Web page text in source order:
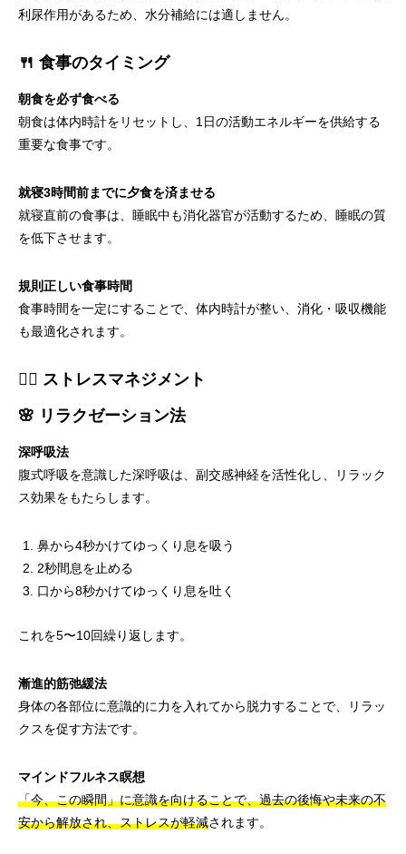
利尿作用があるため、水分補給には適しません。
🍴 食事のタイミング
朝食を必ず食べる
朝食は体内時計をリセットし、1日の活動エネルギーを供給する
重要な食事です。
就寝3時間前までに夕食を済ませる
就寝直前の食事は、睡眠中も消化器官が活動するため、睡眠の質
を低下させます。
規則正しい食事時間
食事時間を一定にすることで、体内時計が整い、消化・吸収機能
も最適化されます。
🧘‍♂️ ストレスマネジメント
🌸 リラクゼーション法
深呼吸法
腹式呼吸を意識した深呼吸は、副交感神経を活性化し、リラック
ス効果をもたらします。
鼻から4秒かけてゆっくり息を吸う
2秒間息を止める
口から8秒かけてゆっくり息を吐く
これを5〜10回繰り返します。
漸進的筋弛緩法
身体の各部位に意識的に力を入れてから脱力することで、リラッ
クスを促す方法です。
マインドフルネス瞑想
「今、この瞬間」に意識を向けることで、過去の後悔や未来の不
安から解放され、ストレスが軽減されます。